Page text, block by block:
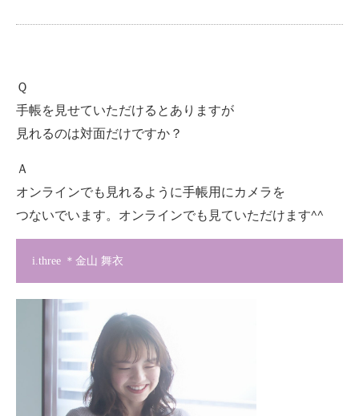
Ｑ
手帳を見せていただけるとありますが
見れるのは対面だけですか？
Ａ
オンラインでも見れるように手帳用にカメラを
つないでいます。オンラインでも見ていただけます^^
i.three ＊金山 舞衣